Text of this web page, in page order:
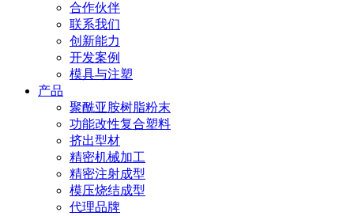
合作伙伴
联系我们
创新能力
开发案例
模具与注塑
产品
聚酰亚胺树脂粉末
功能改性复合塑料
挤出型材
精密机械加工
精密注射成型
模压烧结成型
代理品牌